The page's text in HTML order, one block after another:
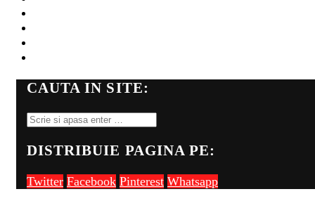
CAUTA IN SITE:
DISTRIBUIE PAGINA PE:
Twitter Facebook Pinterest Whatsapp